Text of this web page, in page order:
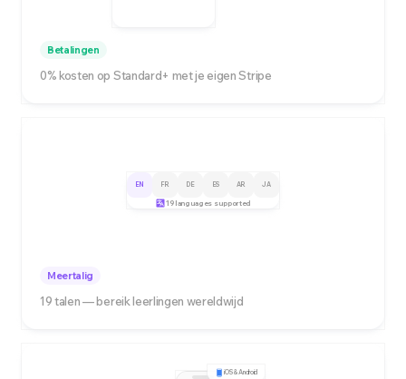
Betalingen
0% kosten op Standard+ met je eigen Stripe
EN FR DE ES AR JA
19 languages supported
Meertalig
19 talen — bereik leerlingen wereldwijd
iOS & Android